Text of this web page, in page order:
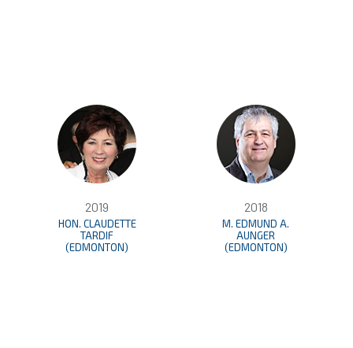
2019
HON. CLAUDETTE
TARDIF
(EDMONTON)
2018
M. EDMUND A.
AUNGER
(EDMONTON)